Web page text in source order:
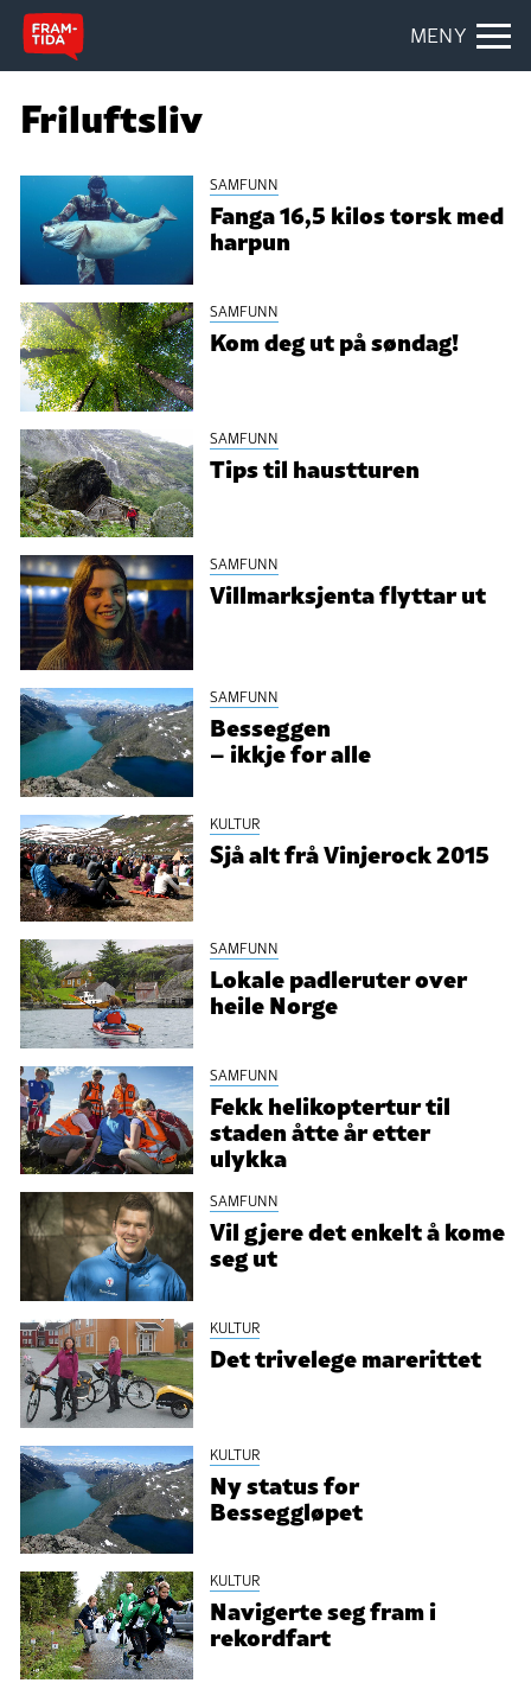
MENY
Friluftsliv
SAMFUNN
Fanga 16,5 kilos torsk med
harpun
SAMFUNN
Kom deg ut på søndag!
SAMFUNN
Tips til haustturen
SAMFUNN
Villmarksjenta flyttar ut
SAMFUNN
Besseggen
– ikkje for alle
KULTUR
Sjå alt frå Vinjerock 2015
SAMFUNN
Lokale padleruter over
heile Norge
SAMFUNN
Fekk helikoptertur til
staden åtte år etter
ulykka
SAMFUNN
Vil gjere det enkelt å kome
seg ut
KULTUR
Det trivelege marerittet
KULTUR
Ny status for
Besseggløpet
KULTUR
Navigerte seg fram i
rekordfart